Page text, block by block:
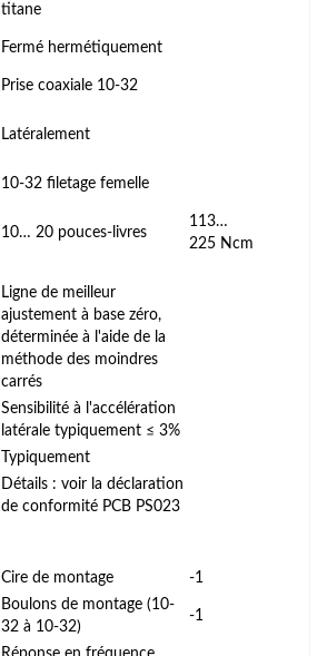
titane
Fermé hermétiquement
Prise coaxiale 10-32
Latéralement
10-32 filetage femelle
10… 20 pouces-livres
113…
225 Ncm
Ligne de meilleur
ajustement à base zéro,
déterminée à l'aide de la
méthode des moindres
carrés
Sensibilité à l'accélération
latérale typiquement ≤ 3%
Typiquement
Détails : voir la déclaration
de conformité PCB PS023
Cire de montage -1
Boulons de montage (10-
32 à 10-32)
-1